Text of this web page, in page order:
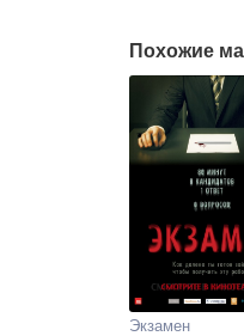
Похожие
Экзамен